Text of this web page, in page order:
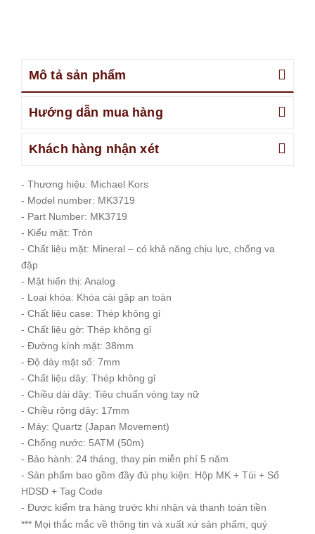
Mô tả sản phẩm
Hướng dẫn mua hàng
Khách hàng nhận xét
- Thương hiệu: Michael Kors
- Model number: MK3719
- Part Number: MK3719
- Kiểu mặt: Tròn
- Chất liệu mặt: Mineral – có khả năng chịu lực, chống va
đập
- Mặt hiển thị: Analog
- Loại khóa: Khóa cài gập an toàn
- Chất liệu case: Thép không gỉ
- Chất liệu gờ: Thép không gỉ
- Đường kính mặt: 38mm
- Độ dày mặt số: 7mm
- Chất liệu dây: Thép không gỉ
- Chiều dài dây: Tiêu chuẩn vòng tay nữ
- Chiều rộng dây: 17mm
- Máy: Quartz (Japan Movement)
- Chống nước: 5ATM (50m)
- Bảo hành: 24 tháng, thay pin miễn phí 5 năm
- Sản phẩm bao gồm đầy đủ phụ kiện: Hộp MK + Túi + Sổ
HDSD + Tag Code
- Được kiểm tra hàng trước khi nhận và thanh toán tiền
*** Mọi thắc mắc về thông tin và xuất xứ sản phẩm, quý